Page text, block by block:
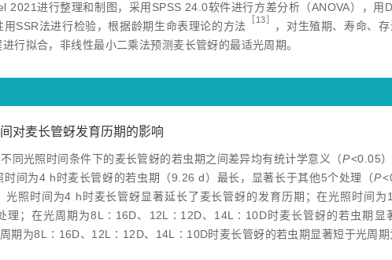
2021进行整理和制图，采用SPSS 24.0软件进行方差分析（ANOVA），用
SSR法进行检验，根据龄期生命表理论的方法 ［13］
，对生殖期、寿命、
行拟合，非线性最小二乘法预测麦长管蚜的最适光周期。
对麦长管蚜发育历期的影响
同光照时间条件下的麦长管蚜的若虫期之间差异均有统计学意义（P<0.05
时间为4 h时麦长管蚜的若虫期（9.26 d）最长，显著长于其他5个处理（P<
光照时间为4 h时麦长管蚜显著延长了麦长管蚜的发育历期；在光照时间
理；在光周期为8L∶16D、12L∶12D、14L∶10D时麦长管蚜的若虫期
期为8L∶16D、12L∶12D、14L∶10D时麦长管蚜的若虫期显著短于光周